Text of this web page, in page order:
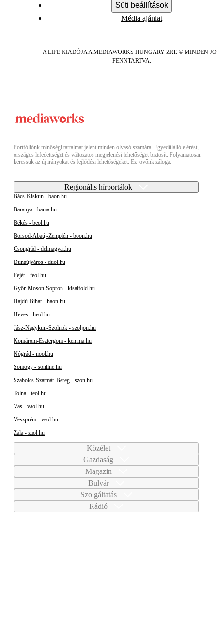
Süti beállítások
Média ajánlat
A LIFE KIADÓJA A MEDIAWORKS HUNGARY ZRT. © MINDEN
FENNTARTVA.
Portfóliónk minőségi tartalmat jelent minden olvasó számára. Egyedülálló elérést,
országos lefedettséget és változatos megjelenési lehetőséget biztosít. Folyamatosan
keressük az új irányokat és fejlődési lehetőségeket. Ez jövőnk záloga.
Regionális hírportálok
Bács-Kiskun - baon.hu
Baranya - bama.hu
Békés - beol.hu
Borsod-Abaúj-Zemplén - boon.hu
Csongrád - delmagyar.hu
Dunaújváros - duol.hu
Fejér - feol.hu
Győr-Moson-Sopron - kisalfold.hu
Hajdú-Bihar - haon.hu
Heves - heol.hu
Jász-Nagykun-Szolnok - szoljon.hu
Komárom-Esztergom - kemma.hu
Nógrád - nool.hu
Somogy - sonline.hu
Szabolcs-Szatmár-Bereg - szon.hu
Tolna - teol.hu
Vas - vaol.hu
Veszprém - veol.hu
Zala - zaol.hu
Közélet
Gazdaság
Magazin
Bulvár
Szolgáltatás
Rádió